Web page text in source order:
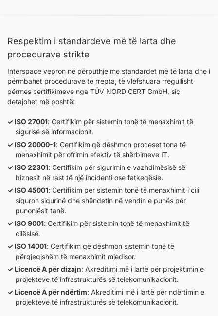
Respektim i standardeve më të larta dhe
procedurave strikte
Interspace vepron në përputhje me standardet më të larta dhe i
përmbahet procedurave të rrepta, të vlefshuara rregullisht
përmes certifikimeve nga TÜV NORD CERT GmbH, siç
detajohet më poshtë:
ISO 27001: Certifikim për sistemin tonë të menaxhimit të
sigurisë së informacionit.
ISO 20000-1: Certifikim që dëshmon proceset tona të
menaxhimit për ofrimin efektiv të shërbimeve IT.
ISO 22301: Certifikim për sigurimin e vazhdimësisë së
biznesit në rast të një incidenti ose fatkeqësie.
ISO 45001: Certifikim për sistemin tonë të menaxhimit i cili
siguron sigurinë dhe shëndetin në vendin e punës për
punonjësit tanë.
ISO 9001: Certifikim për sistemin tonë të menaxhimit të
cilësisë.
ISO 14001: Certifikim që dëshmon sistemin tonë të
përgjegjshëm të menaxhimit mjedisor.
Licencë A për dizajn: Akreditimi më i lartë për projektimin e
projekteve të infrastrukturës së telekomunikacionit.
Licencë A për ndërtim: Akreditimi më i lartë për ndërtimin e
projekteve të infrastrukturës së telekomunikacionit.